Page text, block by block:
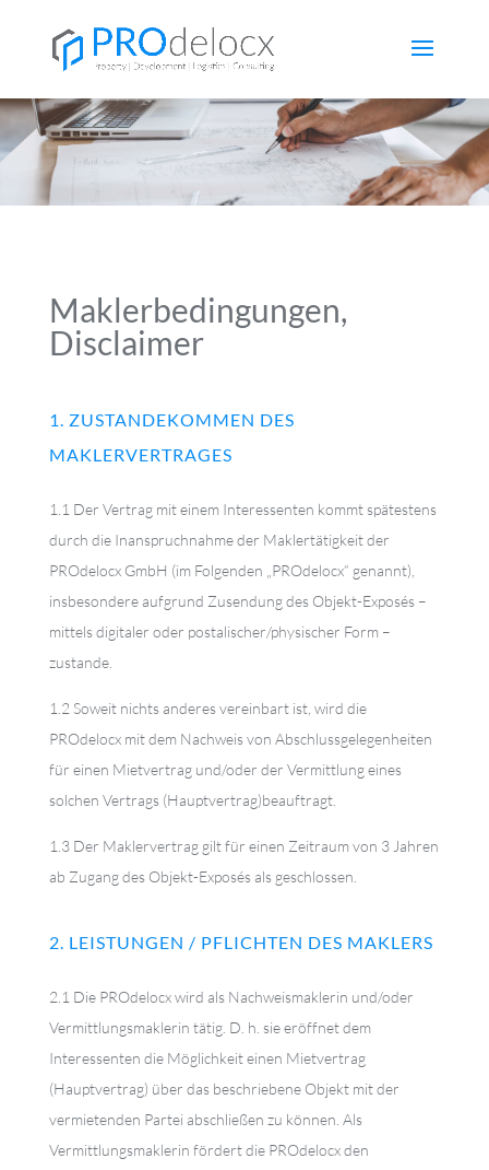
Maklerbedingungen,
Disclaimer
1. ZUSTANDEKOMMEN DES
MAKLERVERTRAGES
1.1 Der Vertrag mit einem Interessenten kommt spätestens
durch die Inanspruchnahme der Maklertätigkeit der
PROdelocx GmbH (im Folgenden „PROdelocx“ genannt),
insbesondere aufgrund Zusendung des Objekt-Exposés –
mittels digitaler oder postalischer/physischer Form –
zustande.
1.2 Soweit nichts anderes vereinbart ist, wird die
PROdelocx mit dem Nachweis von Abschlussgelegenheiten
für einen Mietvertrag und/oder der Vermittlung eines
solchen Vertrags (Hauptvertrag)beauftragt.
1.3 Der Maklervertrag gilt für einen Zeitraum von 3 Jahren
ab Zugang des Objekt-Exposés als geschlossen.
2. LEISTUNGEN / PFLICHTEN DES MAKLERS
2.1 Die PROdelocx wird als Nachweismaklerin und/oder
Vermittlungsmaklerin tätig. D. h. sie eröffnet dem
Interessenten die Möglichkeit einen Mietvertrag
(Hauptvertrag) über das beschriebene Objekt mit der
vermietenden Partei abschließen zu können. Als
Vermittlungsmaklerin fördert die PROdelocx den